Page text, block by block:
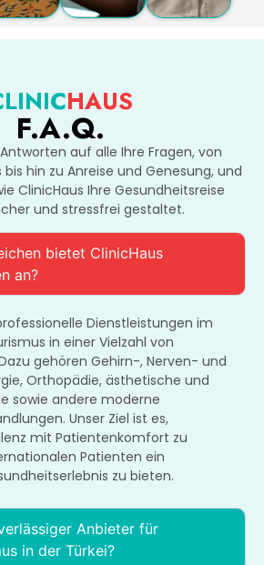
HAUS
F.A.Q.
auf alle Ihre Fragen, von
hin zu Anreise und Genesung, und
ClinicHaus Ihre Gesundheitsreise
und stressfrei gestaltet.
bietet ClinicHaus
an?
Dienstleistungen im
in einer Vielzahl von
gehören Gehirn-, Nerven- und
Orthopädie, ästhetische und
sowie andere moderne
Unser Ziel ist es,
mit Patientenkomfort zu
Patienten ein
zu bieten.
Anbieter für
in der Türkei?